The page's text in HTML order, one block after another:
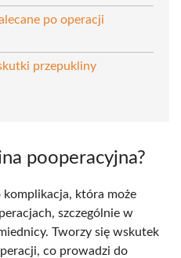
po operacji
przepukliny
pooperacyjna?
komplikacja, która może
szczególnie w
Tworzy się wskutek
co prowadzi do